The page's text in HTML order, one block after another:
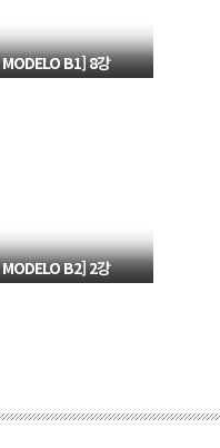
B1] 8강
B2] 2강